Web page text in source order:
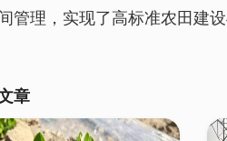
管理，实现了高标准农田建
章